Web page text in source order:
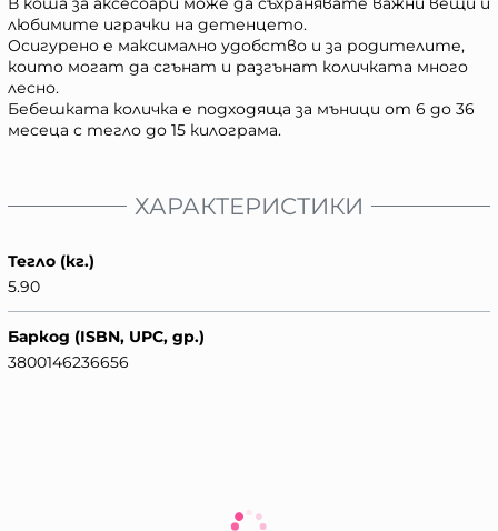
любимите играчки на детенцето.
Осигурено е максимално удобство и за родителите,
които могат да сгънат и разгънат количката много
лесно.
Бебешката количка е подходяща за мъници от 6 до 36
месеца с тегло до 15 килограма.
ХАРАКТЕРИСТИКИ
Тегло (кг.)
5.90
Баркод (ISBN, UPC, др.)
3800146236656